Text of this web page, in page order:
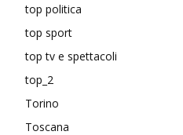
top politica
top sport
top tv e spettacoli
top_2
Torino
Toscana